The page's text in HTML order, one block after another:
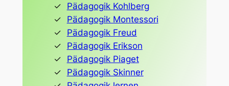
Pädagogik Kohlberg
Pädagogik Montessori
Pädagogik Freud
Pädagogik Erikson
Pädagogik Piaget
Pädagogik Skinner